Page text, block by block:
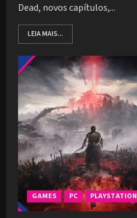
Dead, novos capítulos,...
LEIA MAIS...
GAMES PC PLAYSTATION